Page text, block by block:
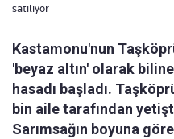
satılıyor
Kastamonu'nun
'beyaz altın' olarak
hasadı başladı.
bin aile tarafından
Sarımsağın boyuna